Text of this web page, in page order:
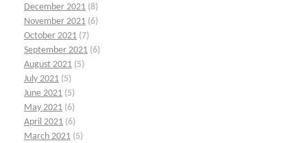
December 2021 (8)
November 2021 (6)
October 2021 (7)
September 2021 (6)
August 2021 (5)
July 2021 (5)
June 2021 (5)
May 2021 (6)
April 2021 (6)
March 2021 (5)